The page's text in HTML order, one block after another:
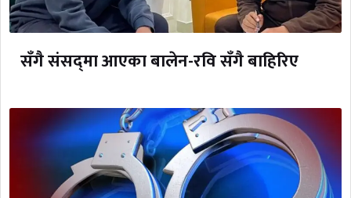
सँगै संसद्‌मा आएका बालेन-रवि सँगै बाहिरिए